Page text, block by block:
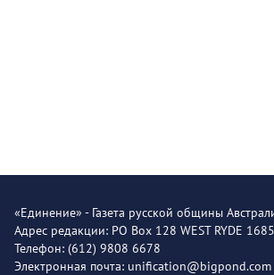
«Единение» - Газета русской общины
Адрес редакции: PO Box 128 WEST RYDE
Телефон: (612) 9808 6678
Электронная почта: unification@bigpond.com